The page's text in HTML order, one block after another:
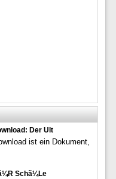
Der Ult
ist ein Dokument,
Schã¼Le